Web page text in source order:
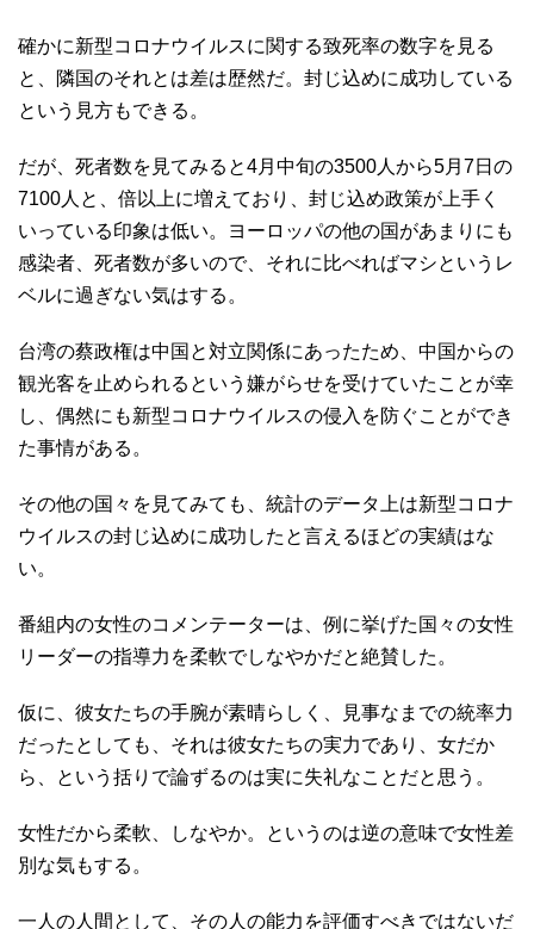
確かに新型コロナウイルスに関する致死率の数字を見る
と、隣国のそれとは差は歴然だ。封じ込めに成功している
という見方もできる。
だが、死者数を見てみると4月中旬の3500人から5月7日の
7100人と、倍以上に増えており、封じ込め政策が上手く
いっている印象は低い。ヨーロッパの他の国があまりにも
感染者、死者数が多いので、それに比べればマシというレ
ベルに過ぎない気はする。
台湾の蔡政権は中国と対立関係にあったため、中国からの
観光客を止められるという嫌がらせを受けていたことが幸
し、偶然にも新型コロナウイルスの侵入を防ぐことができ
た事情がある。
その他の国々を見てみても、統計のデータ上は新型コロナ
ウイルスの封じ込めに成功したと言えるほどの実績はな
い。
番組内の女性のコメンテーターは、例に挙げた国々の女性
リーダーの指導力を柔軟でしなやかだと絶賛した。
仮に、彼女たちの手腕が素晴らしく、見事なまでの統率力
だったとしても、それは彼女たちの実力であり、女だか
ら、という括りで論ずるのは実に失礼なことだと思う。
女性だから柔軟、しなやか。というのは逆の意味で女性差
別な気もする。
一人の人間として、その人の能力を評価すべきではないだ